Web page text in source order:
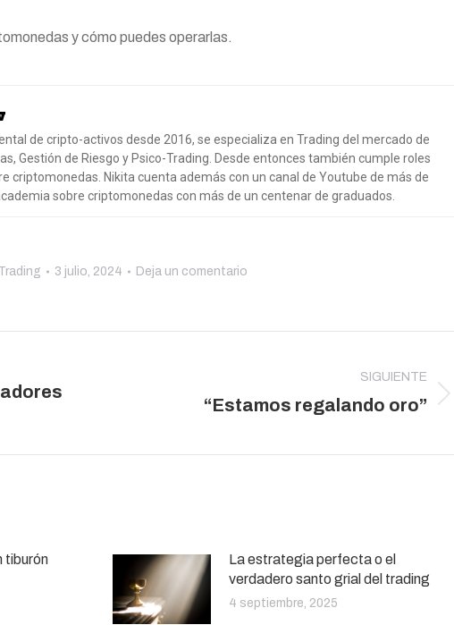
y cómo puedes operarlas.
de cripto-activos desde 2016, se especializa en Trading del mercado de
Gestión de Riesgo y Psico-Trading. Desde entonces también cumple roles
criptomonedas. Nikita cuenta además con un canal de Youtube de más de
sobre criptomonedas con más de un centenar de graduados.
3 julio, 2024 Deja un comentario
SIGUIENTE
“Estamos regalando oro”
tiburón
La estrategia perfecta o el
verdadero santo grial del trading
4 septiembre, 2025